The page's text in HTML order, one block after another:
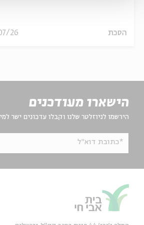
הסכת 26
הישארו מעודכנים
הירשמו לניוזלטר שלנו וקבלו עדכונים ישר
*כתובת דוא"ל